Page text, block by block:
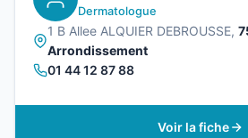
Dermatologue
1 B Allee ALQUIER DEBROUSSE,
Arrondissement
01 44 12 87 88
Voir la fiche